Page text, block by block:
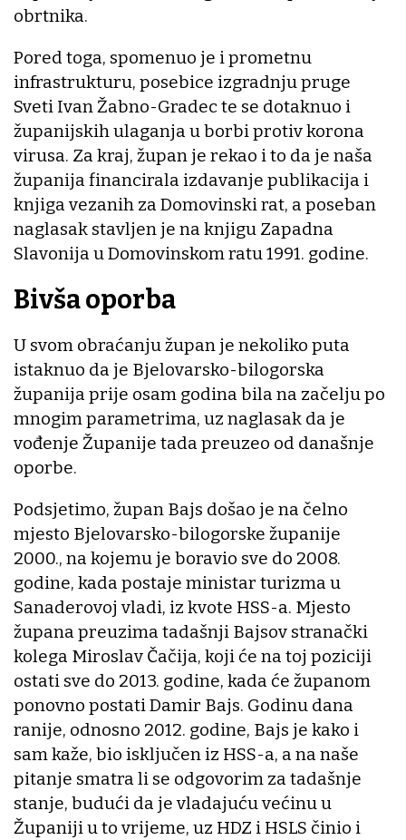
obrtnika.
Pored toga, spomenuo je i prometnu
infrastrukturu, posebice izgradnju pruge
Sveti Ivan Žabno-Gradec te se dotaknuo i
županijskih ulaganja u borbi protiv korona
virusa. Za kraj, župan je rekao i to da je naša
županija financirala izdavanje publikacija i
knjiga vezanih za Domovinski rat, a poseban
naglasak stavljen je na knjigu Zapadna
Slavonija u Domovinskom ratu 1991. godine.
Bivša oporba
U svom obraćanju župan je nekoliko puta
istaknuo da je Bjelovarsko-bilogorska
županija prije osam godina bila na začelju po
mnogim parametrima, uz naglasak da je
vođenje Županije tada preuzeo od današnje
oporbe.
Podsjetimo, župan Bajs došao je na čelno
mjesto Bjelovarsko-bilogorske županije
2000., na kojemu je boravio sve do 2008.
godine, kada postaje ministar turizma u
Sanaderovoj vladi, iz kvote HSS-a. Mjesto
župana preuzima tadašnji Bajsov stranački
kolega Miroslav Čačija, koji će na toj poziciji
ostati sve do 2013. godine, kada će županom
ponovno postati Damir Bajs. Godinu dana
ranije, odnosno 2012. godine, Bajs je kako i
sam kaže, bio isključen iz HSS-a, a na naše
pitanje smatra li se odgovorim za tadašnje
stanje, budući da je vladajuću većinu u
Županiji u to vrijeme, uz HDZ i HSLS činio i